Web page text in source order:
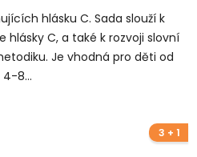
hlásku C. Sada slouží k
hlásky C, a také k rozvoji slovní
Je vhodná pro děti od
4-8...
3 + 1